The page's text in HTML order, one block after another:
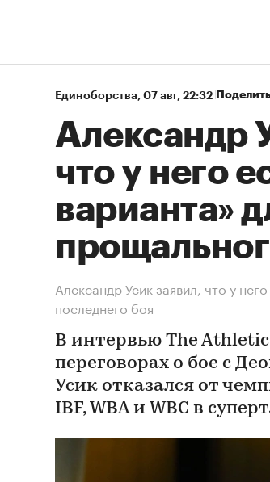
Единоборства⁠, 07 авг, 22:32
Александр
что у него
варианта»
Александр Усик заявил, что у
последнего боя
В интервью The
переговорах о бое с
Усик отказался от
IBF, WBA и WBC в